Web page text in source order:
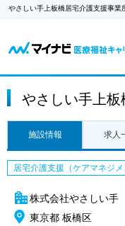
やさしい手上板橋居宅介護支援事業
やさしい手上
施設情報 求人
居宅介護支援（ケアマネジメ
株式会社やさしい手
東京都 板橋区